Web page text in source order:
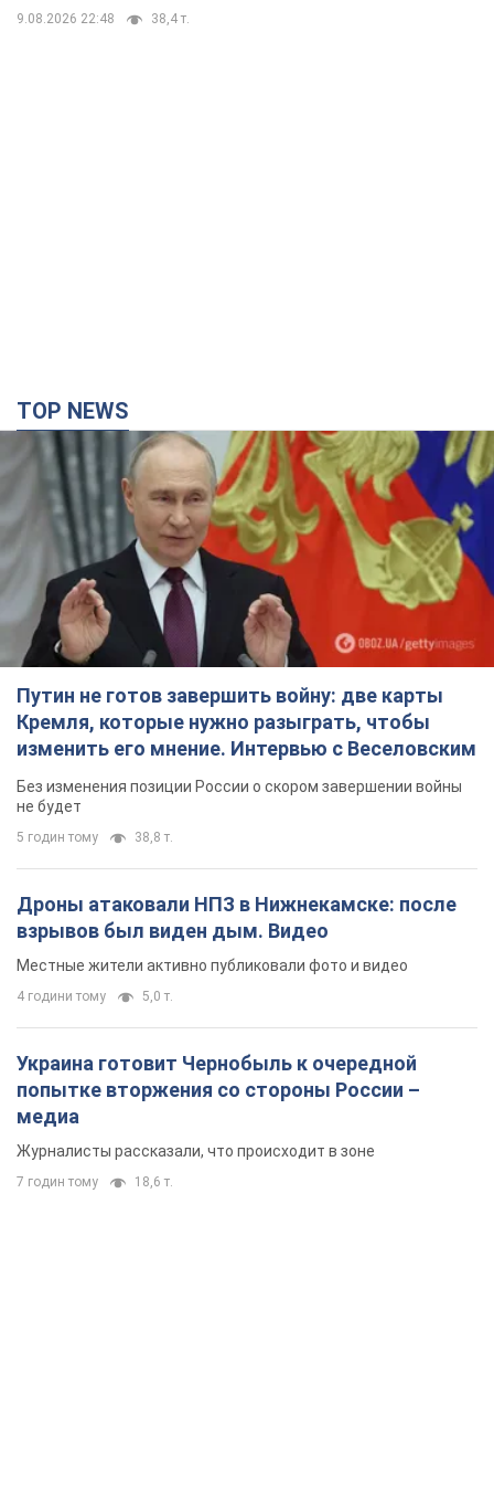
9.08.2026 22:48 38,4 т.
TOP NEWS
Путин не готов завершить войну: две карты
Кремля, которые нужно разыграть, чтобы
изменить его мнение. Интервью с Веселовским
Без изменения позиции России о скором завершении войны
не будет
5 годин тому 38,8 т.
Дроны атаковали НПЗ в Нижнекамске: после
взрывов был виден дым. Видео
Местные жители активно публиковали фото и видео
4 години тому 5,0 т.
Украина готовит Чернобыль к очередной
попытке вторжения со стороны России –
медиа
Журналисты рассказали, что происходит в зоне
7 годин тому 18,6 т.